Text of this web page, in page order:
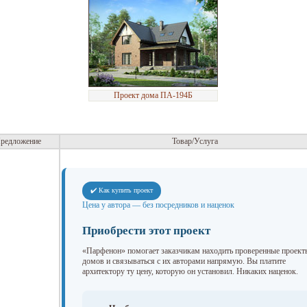
Проект дома ПА-194Б
Товар/Услуга
✔️ Как купить проект
Цена у автора — без посредников и наценок
Приобрести этот проект
«Парфенон» помогает заказчикам находить проверенные
домов и связываться с их авторами напрямую. Вы платите
архитектору ту цену, которую он установил. Никаких наценок.